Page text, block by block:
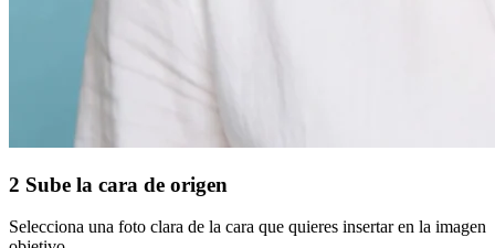
2 Sube la cara de origen
Selecciona una foto clara de la cara que quieres insertar en la imagen